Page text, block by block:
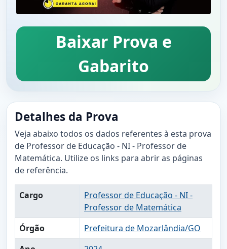
Baixar Prova e
Gabarito
Detalhes da Prova
Veja abaixo todos os dados referentes à esta prova
de Professor de Educação - NI - Professor de
Matemática. Utilize os links para abrir as páginas
de referência.
Cargo
Professor de Educação - NI -
Professor de Matemática
Órgão
Prefeitura de Mozarlândia/GO